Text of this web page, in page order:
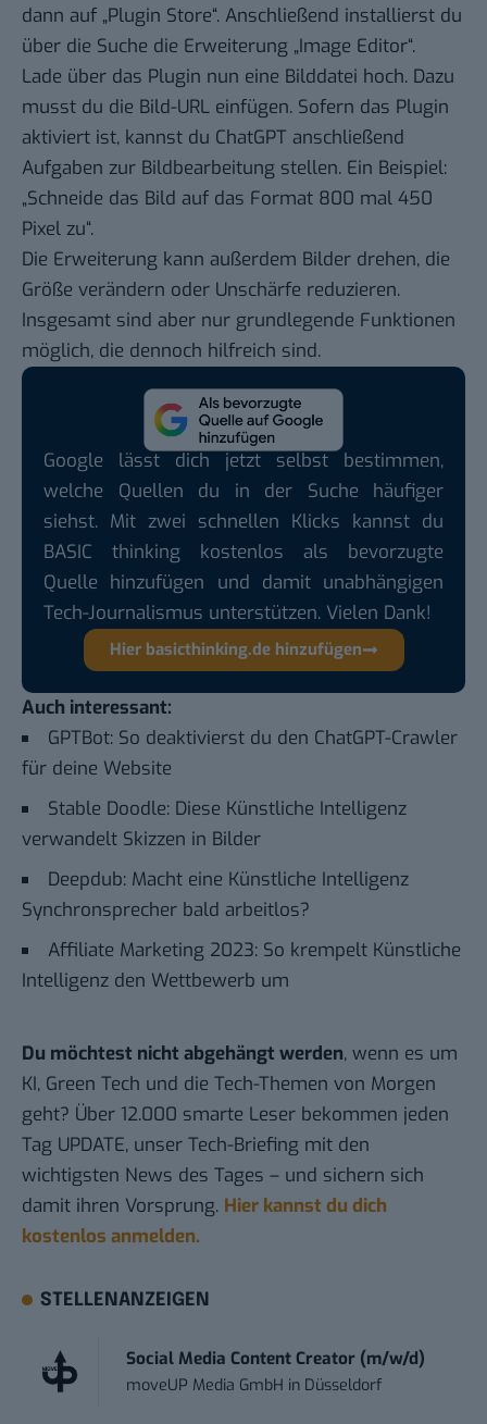
dann auf „Plugin Store“. Anschließend installierst du
über die Suche die Erweiterung „Image Editor“.
Lade über das Plugin nun eine Bilddatei hoch. Dazu
musst du die Bild-URL einfügen. Sofern das Plugin
aktiviert ist, kannst du ChatGPT anschließend
Aufgaben zur Bildbearbeitung stellen. Ein Beispiel:
„Schneide das Bild auf das Format 800 mal 450
Pixel zu“.
Die Erweiterung kann außerdem Bilder drehen, die
Größe verändern oder Unschärfe reduzieren.
Insgesamt sind aber nur grundlegende Funktionen
möglich, die dennoch hilfreich sind.
Google lässt dich jetzt selbst bestimmen,
welche Quellen du in der Suche häufiger
siehst. Mit zwei schnellen Klicks kannst du
BASIC thinking kostenlos als bevorzugte
Quelle hinzufügen und damit unabhängigen
Tech-Journalismus unterstützen. Vielen Dank!
Hier basicthinking.de hinzufügen
Auch interessant:
GPTBot: So deaktivierst du den ChatGPT-Crawler
für deine Website
Stable Doodle: Diese Künstliche Intelligenz
verwandelt Skizzen in Bilder
Deepdub: Macht eine Künstliche Intelligenz
Synchronsprecher bald arbeitlos?
Affiliate Marketing 2023: So krempelt Künstliche
Intelligenz den Wettbewerb um
Du möchtest nicht abgehängt werden, wenn es um
KI, Green Tech und die Tech-Themen von Morgen
geht? Über 12.000 smarte Leser bekommen jeden
Tag UPDATE, unser Tech-Briefing mit den
wichtigsten News des Tages – und sichern sich
damit ihren Vorsprung. Hier kannst du dich
kostenlos anmelden.
STELLENANZEIGEN
Social Media Content Creator (m/w/d)
moveUP Media GmbH in Düsseldorf